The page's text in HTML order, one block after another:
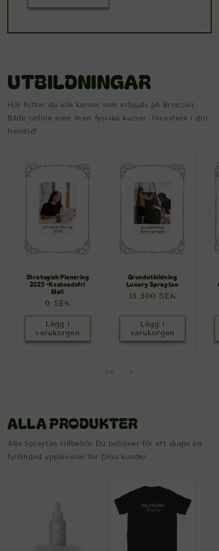
UTBILDNINGAR
Här hittar du alla kurser som erbjuds på Bronziér.
Både online men även fysiska kurser. Investera i din
framtid!
Strategisk Planering
2025 -Kostnadsfri
Mall
Ordinarie
pris
0 SEK
Lägg i
varukorgen
Grundutbildning
Luxury Spraytan
Ordinarie
15 500 SEK
Lägg i
varukorgen
1/av3
ALLA PRODUKTER
Alla Spraytan tillbehör Du behöver för att skapa en
fulländad upplevelse för Dina kunder.